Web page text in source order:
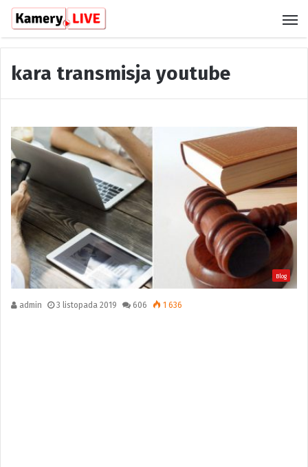
kara transmisja youtube
Blog
admin 3 listopada 2019 606 1 636